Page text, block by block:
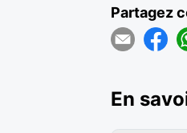
Partagez
En